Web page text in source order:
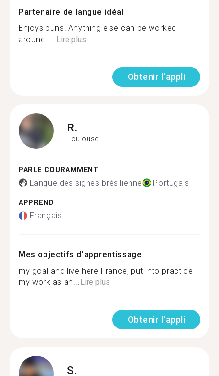
Partenaire de langue idéal
Enjoys puns. Anything else can be worked
around :...Lire plus
Obtenir l'appli
R.
Toulouse
PARLE COURAMMENT
Langue des signes brésilienne Portugais
APPREND
Français
Mes objectifs d'apprentissage
my goal and live here France, put into practice
my work as an...Lire plus
Obtenir l'appli
S.